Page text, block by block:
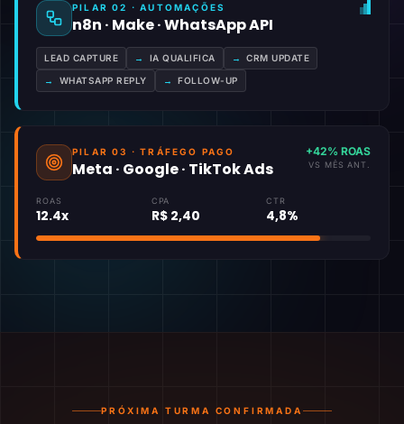
PILAR 02 · AUTOMAÇÕES
n8n · Make · WhatsApp API
LEAD CAPTURE → IA QUALIFICA → CRM UPDATE
→ WHATSAPP REPLY → FOLLOW-UP
PILAR 03 · TRÁFEGO PAGO
Meta · Google · TikTok Ads
+42% ROAS
VS MÊS ANT.
ROAS
12.4x
CPA
R$ 2,40
CTR
4,8%
PRÓXIMA TURMA CONFIRMADA